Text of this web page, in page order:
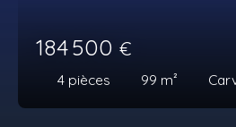
184 500 €
4 pièces 99 m²